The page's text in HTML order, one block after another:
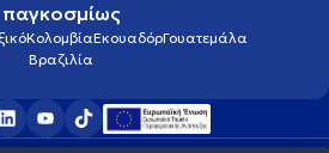
παγκοσμίως
ΚολομβίαΕκουαδόρΓουατεμάλα
Βραζιλία